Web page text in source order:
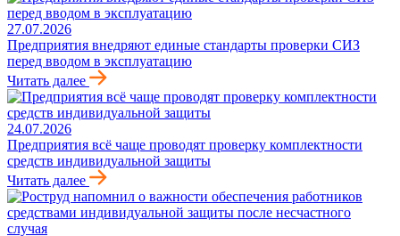
27.07.2026
Предприятия внедряют единые стандарты проверки СИЗ
перед вводом в эксплуатацию
Читать далее
24.07.2026
Предприятия всё чаще проводят проверку комплектности
средств индивидуальной защиты
Читать далее